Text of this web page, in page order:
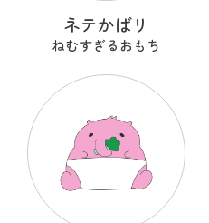
ネテかばリ
ねむすぎるおもち